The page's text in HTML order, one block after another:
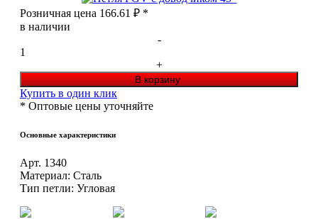
Розничная цена 166.61 ₽ *
в наличии
-
1
+
Купить в один клик
* Оптовые цены уточняйте
Основные характеристики
Арт. 1340
Материал: Сталь
Тип петли: Угловая